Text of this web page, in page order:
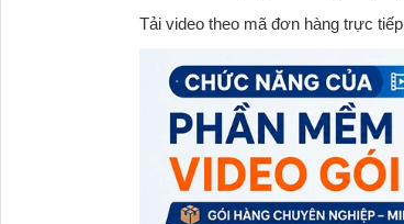
Tải video theo mã đơn hàng trực tiếp